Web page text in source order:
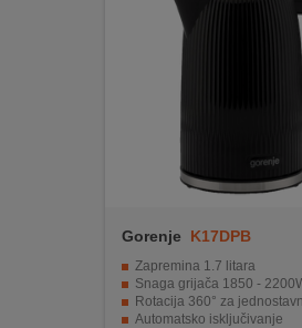
Gorenje K17DPB
Zapremina 1.7 litara
Snaga grijača 1850 -
Rotacija 360° za
Automatsko isključivanje